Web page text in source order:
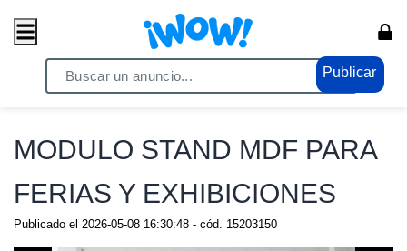
Publicar
/ Servicios / Agencias
MODULO STAND MDF PARA
FERIAS Y EXHIBICIONES
Publicado el 2026-05-08 16:30:48 - cód. 15203150